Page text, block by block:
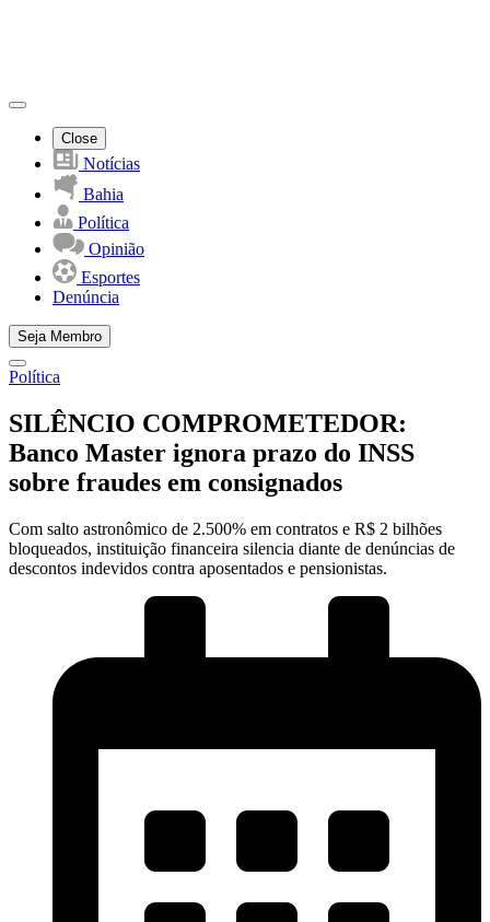
Close
Notícias
Bahia
Política
Opinião
Esportes
Denúncia
Seja Membro
Política
SILÊNCIO COMPROMETEDOR:
Banco Master ignora prazo do INSS
sobre fraudes em consignados
Com salto astronômico de 2.500% em contratos e R$ 2 bilhões
bloqueados, instituição financeira silencia diante de denúncias de
descontos indevidos contra aposentados e pensionistas.